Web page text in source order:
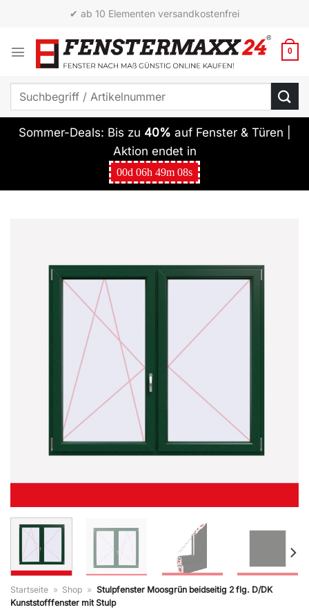
springen
✔ Top Qualität zum besten Preis
0
Suchen
Sommer-Deals: Bis zu 40% auf Fenster & Türen |
Aktion endet in
00d 06h 49m 07s
Startseite » Shop » Stulpfenster Moosgrün beidseitig 2 flg. D/DK
Kunststofffenster mit Stulp